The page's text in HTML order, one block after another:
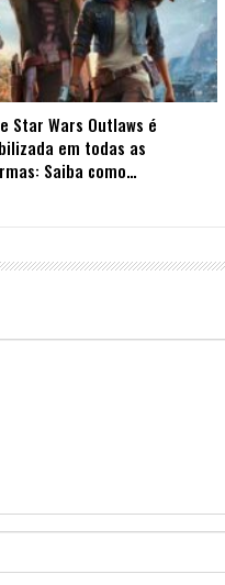
Star Wars Outlaws é
em todas as
Saiba como…